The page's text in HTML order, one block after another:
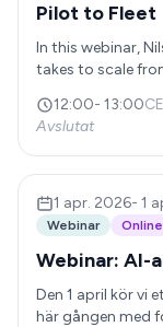
Pilot to Fleet
In this webinar,
takes to scale
through
into multi-agent
You'll walk away
with AI agents
Based on real
employees.
12:00- 13:00
Avslutat
1 apr. 2026- 1
Webinar Online
Webinar: AI-
Den 1 april kör vi
här gången med